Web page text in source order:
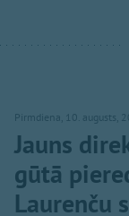
Pirmdiena, 10. augusts,
Jauns
gūtā
Laurenču